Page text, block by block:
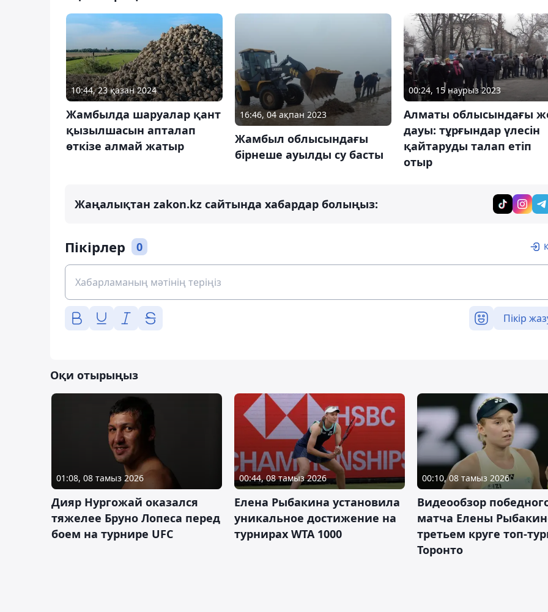
10:44, 23 қазан 2024
Жамбылда шаруалар қант
қызылшасын апталап
өткізе алмай жатыр
16:46, 04 ақпан 2023
Жамбыл облысындағы
бірнеше ауылды су басты
00:24, 15 наурыз 2023
Алматы облысындағы
дауы: тұрғындар үлесін
қайтаруды талап етіп
отыр
Жаңалықтан zakon.kz сайтында хабардар болыңыз:
Пікірлер 0
Пікір
Оқи отырыңыз
01:08, 08 тамыз 2026
Дияр Нургожай оказался
тяжелее Бруно Лопеса перед
боем на турнире UFC
00:44, 08 тамыз 2026
Елена Рыбакина установила
уникальное достижение на
турнирах WTA 1000
00:10, 08 тамыз 2026
Видеообзор
матча Елены
третьем круге топ-
Торонто